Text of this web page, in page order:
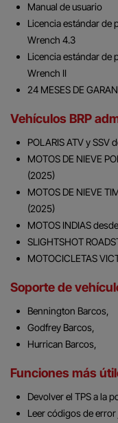
Manual de usuario
Licencia estándar de
Wrench 4.3
Licencia estándar de
Wrench II
24 MESES DE
Vehículos BRP
POLARIS ATV y SSV
MOTOS DE NIEVE
(2025)
MOTOS DE NIEVE
(2025)
MOTOS INDIAS
SLIGHTSHOT
MOTOCICLETAS
Soporte de
Bennington Barcos,
Godfrey Barcos,
Hurrican Barcos,
Funciones más
Devolver el TPS a la
Leer códigos de